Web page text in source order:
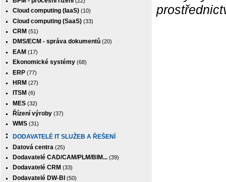
Cloud computing (IaaS) (10)
Cloud computing (SaaS) (33)
CRM (51)
DMS/ECM - správa dokumentů (20)
EAM (17)
Ekonomické systémy (68)
ERP (77)
HRM (27)
ITSM (6)
MES (32)
Řízení výroby (37)
WMS (31)
DODAVATELÉ IT SLUŽEB A ŘEŠENÍ
Datová centra (25)
Dodavatelé CAD/CAM/PLM/BIM... (39)
Dodavatelé CRM (33)
Dodavatelé DW-BI (50)